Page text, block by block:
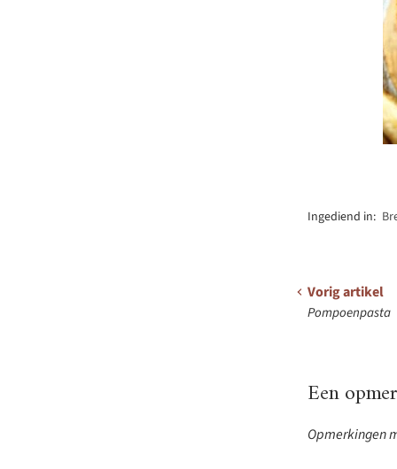
Ingediend in:
Vorig artikel
Pompoenpasta
Een
Opmerkingen